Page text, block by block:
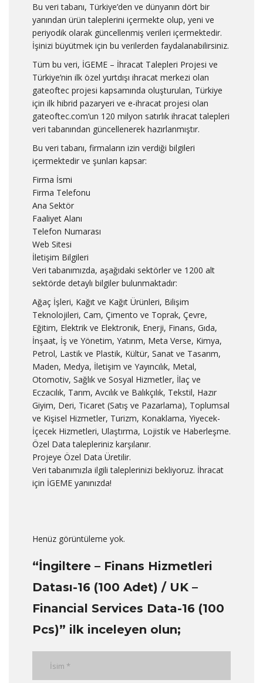
Bu veri tabanı, Türkiye’den ve dünyanın dört bir
yanından ürün taleplerini içermekte olup, yeni ve
periyodik olarak güncellenmiş verileri içermektedir.
İşinizi büyütmek için bu verilerden faydalanabilirsiniz.
Tüm bu veri, İGEME – İhracat Talepleri Projesi ve
Türkiye’nin ilk özel yurtdışı ihracat merkezi olan
gateoftec projesi kapsamında oluşturulan, Türkiye
için ilk hibrid pazaryeri ve e-ihracat projesi olan
gateoftec.com’un 120 milyon satırlık ihracat talepleri
veri tabanından güncellenerek hazırlanmıştır.
Bu veri tabanı, firmaların izin verdiği bilgileri
içermektedir ve şunları kapsar:
Firma İsmi
Firma Telefonu
Ana Sektör
Faaliyet Alanı
Telefon Numarası
Web Sitesi
İletişim Bilgileri
Veri tabanımızda, aşağıdaki sektörler ve 1200 alt
sektörde detaylı bilgiler bulunmaktadır:
Ağaç İşleri, Kağıt ve Kağıt Ürünleri, Bilişim
Teknolojileri, Cam, Çimento ve Toprak, Çevre,
Eğitim, Elektrik ve Elektronik, Enerji, Finans, Gıda,
İnşaat, İş ve Yönetim, Yatırım, Meta Verse, Kimya,
Petrol, Lastik ve Plastik, Kültür, Sanat ve Tasarım,
Maden, Medya, İletişim ve Yayıncılık, Metal,
Otomotiv, Sağlık ve Sosyal Hizmetler, İlaç ve
Eczacılık, Tarım, Avcılık ve Balıkçılık, Tekstil, Hazır
Giyim, Deri, Ticaret (Satış ve Pazarlama), Toplumsal
ve Kişisel Hizmetler, Turizm, Konaklama, Yiyecek-
İçecek Hizmetleri, Ulaştırma, Lojistik ve Haberleşme.
Özel Data talepleriniz karşılanır.
Projeye Özel Data Üretilir.
Veri tabanımızla ilgili taleplerinizi bekliyoruz. İhracat
için İGEME yanınızda!
Henüz görüntüleme yok.
“İngiltere – Finans Hizmetleri
Datası-16 (100 Adet) / UK –
Financial Services Data-16 (100
Pcs)” ilk inceleyen olun;